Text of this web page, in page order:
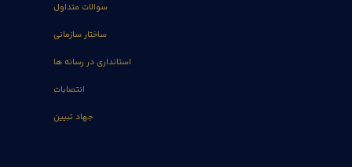
سوالات متداول
ساختار سازمانی
استانداری در رسانه ها
انتصابات
جهاد تبیین